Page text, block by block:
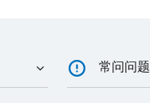
常问问题